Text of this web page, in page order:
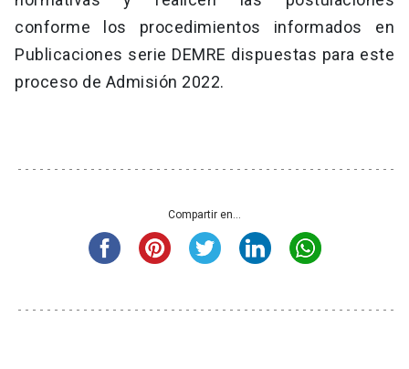
conforme los procedimientos informados en
Publicaciones serie DEMRE dispuestas para este
proceso de Admisión 2022.
Compartir en...